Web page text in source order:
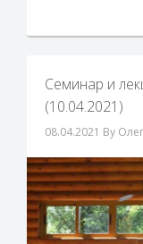
Семинар и
(10.04.2021)
08.04.2021 By